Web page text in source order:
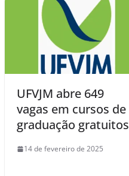
UFVJM abre 649
vagas em cursos de
graduação gratuitos
14 de fevereiro de 2025